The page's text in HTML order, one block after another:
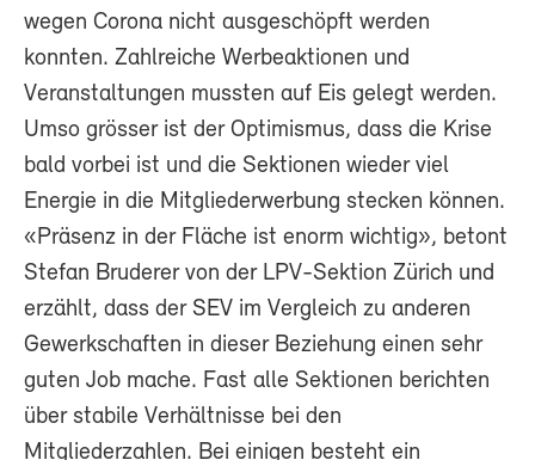
wegen Corona nicht ausgeschöpft werden
konnten. Zahlreiche Werbeaktionen und
Veranstaltungen mussten auf Eis gelegt werden.
Umso grösser ist der Optimismus, dass die Krise
bald vorbei ist und die Sektionen wieder viel
Energie in die Mitgliederwerbung stecken können.
«Präsenz in der Fläche ist enorm wichtig», betont
Stefan Bruderer von der LPV-Sektion Zürich und
erzählt, dass der SEV im Vergleich zu anderen
Gewerkschaften in dieser Beziehung einen sehr
guten Job mache. Fast alle Sektionen berichten
über stabile Verhältnisse bei den
Mitgliederzahlen. Bei einigen besteht ein